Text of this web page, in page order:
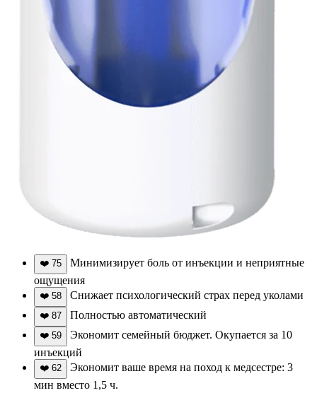
❤️ 75
Минимизирует боль от инъекции и неприятные
ощущения
❤️ 58 Снижает психологический страх перед уколами
❤️ 87 Полностью автоматический
❤️ 59
Экономит семейный бюджет. Окупается за 10
инъекций
❤️ 62
Экономит ваше время на поход к медсестре: 3
мин вместо 1,5 ч.